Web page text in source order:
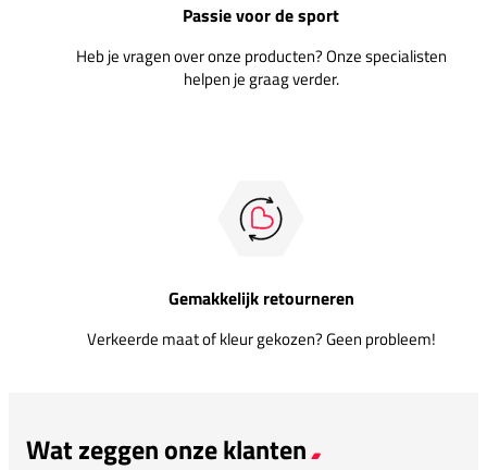
Passie voor de sport
Heb je vragen over onze producten? Onze specialisten
helpen je graag verder.
Gemakkelijk retourneren
Verkeerde maat of kleur gekozen? Geen probleem!
Wat zeggen onze klanten